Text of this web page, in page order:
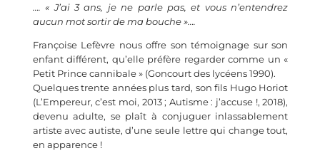
…. « J’ai 3 ans, je ne parle pas, et vous n’entendrez
aucun mot sortir de ma bouche »….
Françoise Lefèvre nous offre son témoignage sur son
enfant différent, qu’elle préfère regarder comme un «
Petit Prince cannibale » (Goncourt des lycéens 1990).
Quelques trente années plus tard, son fils Hugo Horiot
(L’Empereur, c’est moi, 2013 ; Autisme : j’accuse !, 2018),
devenu adulte, se plaît à conjuguer inlassablement
artiste avec autiste, d’une seule lettre qui change tout,
en apparence !